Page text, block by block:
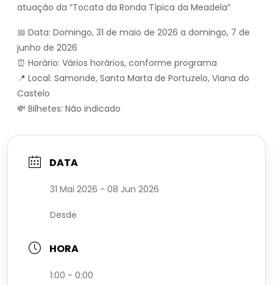
atuação da “Tocata da Ronda Típica da Meadela”
📅 Data: Domingo, 31 de maio de 2026 a domingo, 7 de
junho de 2026
⏰ Horário: Vários horários, conforme programa
📍 Local: Samonde, Santa Marta de Portuzelo, Viana do
Castelo
💸 Bilhetes: Não indicado
DATA
31 Mai 2026 - 08 Jun 2026
Desde
HORA
1:00 - 0:00